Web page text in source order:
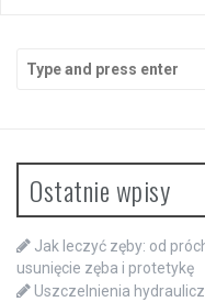
Search
for:
Ostatnie wpisy
Jak leczyć zęby: od
usunięcie zęba i protetykę
Uszczelnienia